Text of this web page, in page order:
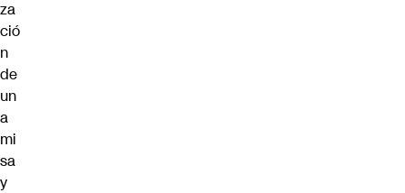
za
ció
n
de
un
a
mi
sa
y